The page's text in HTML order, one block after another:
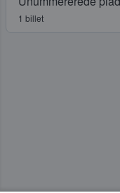
1 billet